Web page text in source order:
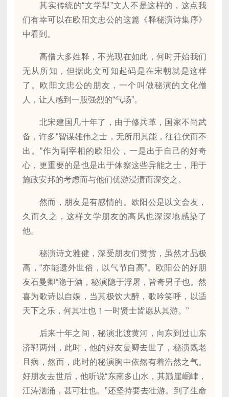
其实传统的“文学型”文人不是这样的，这点我
们有幸可以在欧阳文忠公的这篇《释秘演诗集序》
中看到。
高僧大多姓释，不光现在如此，何时开始我们
无从所知，但据此文可知起码是在宋朝就是这样
了。欧阳文忠公的朋友，一个叫做秘演的文化僧
人，让人感到一股强烈的“气场”。
北宋建国几十年了，由于修兵革，国家不尚武
备，许多“智谋雄伟之士，无所用其能，往往伏而不
出。”作为副宰相的欧阳公，一是出于自己的好奇
心，更重要的是也是出于体察这些异能之士，用于
施政安邦的考虑而与他们优游浸渍而深交之。
然而，朋友是有感情的。欧阳公是以文会友，
久而久之，这样文学朋友的高风也深深地感染了
他。
秘演诗文雅健，深受朋友们赞赏，虽然才品极
高，“亦能遗外世俗，以气节自高”。欧阳公的好朋
友石曼卿“隐于酒，秘演隐于浮屠，皆奇男子也。然
喜为歌诗以自娱，当其极饮大醉，歌吟笑呼，以适
天下之乐，何其壮也！一时贤士皆愿从其游。”
后来十年之间，秘演北渡黄河，向东到过山东
济郓两州，此时，他的好友曼卿去世了，秘演既老
且病，然而，此时的秘演胸中依然有着浩然之气。
好朋友去世后，他听说“东南多山水，其巅崖崛峍，
江涛汹涌，甚可壮也。”还坚持要去壮游。到了生命